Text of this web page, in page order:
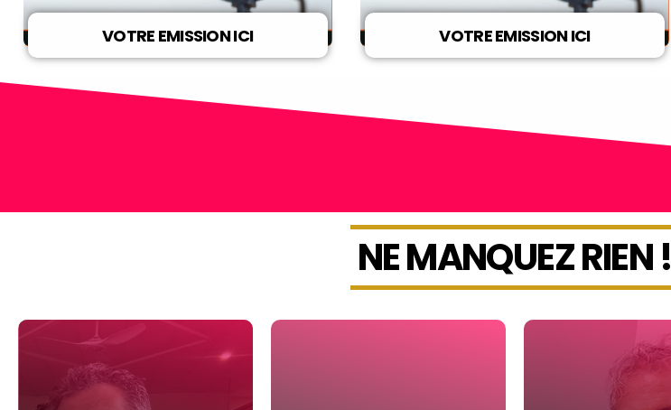
VOTRE EMISSION ICI VOTRE EMISSION ICI
NE MANQUEZ RIEN !